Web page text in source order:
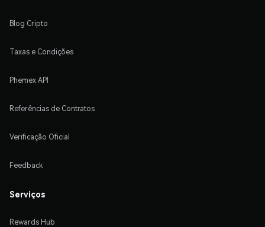
Blog Cripto
Taxas e Condições
Phemex API
Referências de Contratos
Verificação Oficial
Feedback
Serviços
Rewards Hub